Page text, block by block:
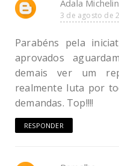
Adala
3 de agosto de
Parabéns pela
aprovados
demais ver um
realmente luta por
demandas. Top!!!!
RESPONDER